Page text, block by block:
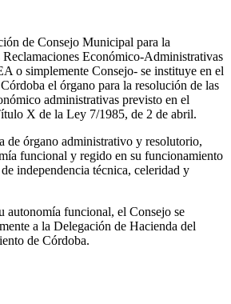
de Consejo Municipal para la
Reclamaciones Económico-Administrativas
o simplemente Consejo- se instituye en el
el órgano para la resolución de las
administrativas previsto en el
X de la Ley 7/1985, de 2 de abril.
de órgano administrativo y resolutorio,
funcional y regido en su funcionamiento
independencia técnica, celeridad y
autonomía funcional, el Consejo se
a la Delegación de Hacienda del
de Córdoba.